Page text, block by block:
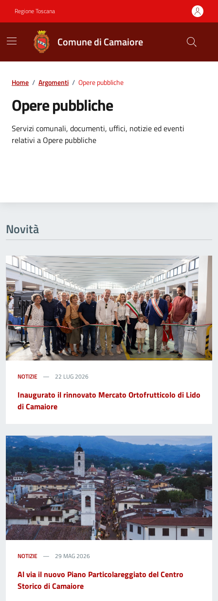
Regione Toscana
Comune di Camaiore
Home / Argomenti / Opere pubbliche
Opere pubbliche
Dettagli dell'argomento
Servizi comunali, documenti, uffici, notizie ed eventi
relativi a Opere pubbliche
Novità
NOTIZIE 22 LUG 2026
Inaugurato il rinnovato Mercato Ortofrutticolo di Lido
di Camaiore
NOTIZIE 29 MAG 2026
Al via il nuovo Piano Particolareggiato del Centro
Storico di Camaiore